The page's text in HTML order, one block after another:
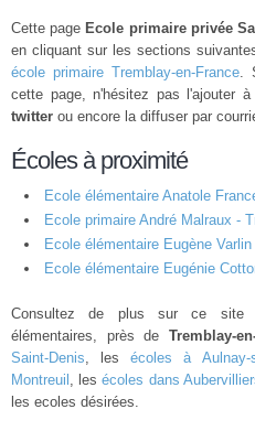
Cette page Ecole primaire privée
en cliquant sur les sections
école primaire Tremblay-en-France.
cette page, n'hésitez pas l'ajouter
twitter ou encore la diffuser par
Écoles à proximité
Ecole élémentaire Anatole
Ecole primaire André Malraux -
Ecole élémentaire Eugène
Ecole élémentaire Eugénie
Consultez de plus sur ce site
élémentaires, près de Tremblay-
Saint-Denis, lesécoles à Aulnay-
Montreuil , lesécoles dans
les ecoles désirées.